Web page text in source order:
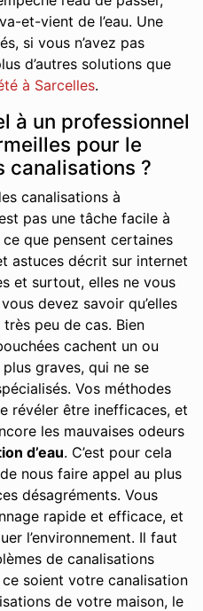
et-vient de l’eau. Une
si vous n’avez pas
d’autres solutions que
à Sarcelles.
à un professionnel
pour le
canalisations ?
canalisations à
pas une tâche facile à
que pensent certaines
astuces décrit sur internet
et surtout, elles ne vous
devez savoir qu’elles
peu de cas. Bien
cachent un ou
graves, qui ne se
Vos méthodes
révéler être inefficaces, et
les mauvaises odeurs
d’eau. C’est pour cela
nous faire appel au plus
désagréments. Vous
rapide et efficace, et
l’environnement. Il faut
de canalisations
soient votre canalisation
de votre maison, le